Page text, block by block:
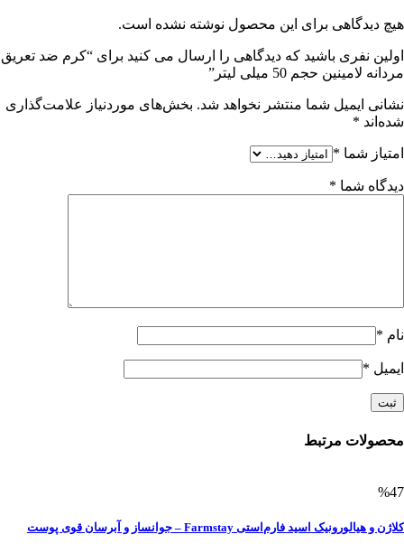
هیچ دیدگاهی برای این محصول نوشته نشده است.
اولین نفری باشید که دیدگاهی را ارسال می کنید برای “کرم ضد تعریق
مردانه لامینین حجم 50 میلی لیتر”
نشانی ایمیل شما منتشر نخواهد شد. بخش‌های موردنیاز علامت‌گذاری
شده‌اند *
امتیاز شما *
دیدگاه شما *
نام *
ایمیل *
محصولات مرتبط
%47
کلاژن و هیالورونیک اسید فارم‌استی Farmstay – جوانساز و آبرسان قوی پوست